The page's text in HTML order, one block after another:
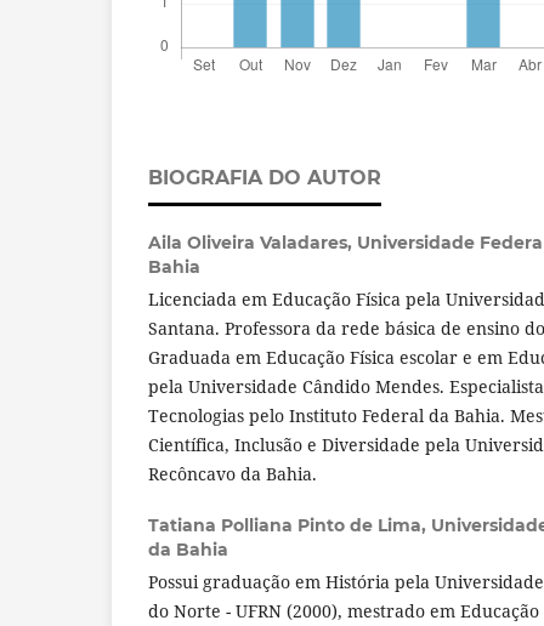
BIOGRAFIA DO AUTOR
Aila Oliveira Valadares, Universidade
Bahia
Licenciada em Educação Física pela
Santana. Professora da rede básica de ensino
Graduada em Educação Física escolar e em
pela Universidade Cândido Mendes.
Tecnologias pelo Instituto Federal da Bahia.
Científica, Inclusão e Diversidade pela
Recôncavo da Bahia.
Tatiana Polliana Pinto de Lima,
da Bahia
Possui graduação em História pela
do Norte - UFRN (2000), mestrado em